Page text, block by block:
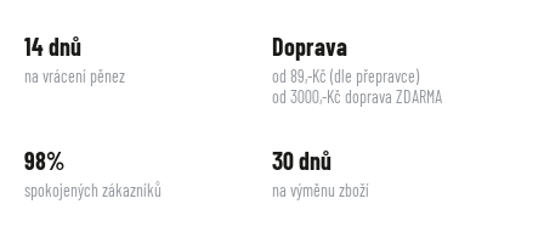
14 dnů
na vrácení pěnez
Doprava
od 89,-Kč (dle přepravce)
od 3000,-Kč doprava ZDARMA
98%
spokojených zákazníků
30 dnů
na výměnu zboží